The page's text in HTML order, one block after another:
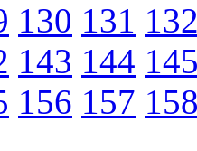
130 131
143 144
156 157